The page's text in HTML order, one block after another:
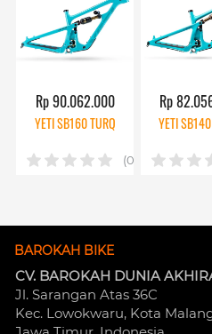
Rp 90.062.000
YETI SB160 TURQ
(0)
Rp
YETI
BAROKAH BIKE
CV. BAROKAH DUNIA
Jl. Sarangan Atas 36C
Kec. Lowokwaru, Kota